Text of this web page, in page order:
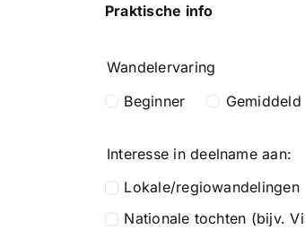
Praktische info
Wandelervaring
Beginner
Gemiddeld
Interesse in deelname aan:
Lokale/regiowandelingen
Nationale tochten (bijv.